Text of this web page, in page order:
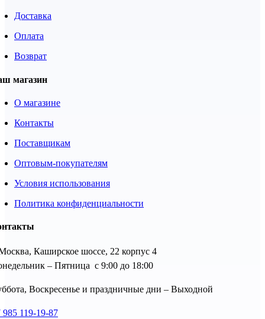
Доставка
Оплата
Возврат
магазин
О магазине
Контакты
Поставщикам
Оптовым-покупателям
Условия использования
Политика конфиденциальности
Каширское шоссе, 22 корпус 4
– Пятница с 9:00 до 18:00
Воскресенье и праздничные дни – Выходной
985 119-19-87